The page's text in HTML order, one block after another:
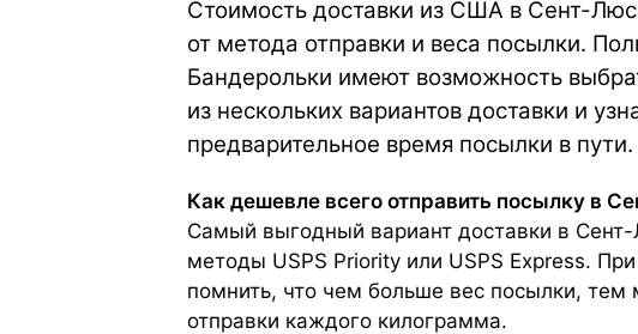
Стоимость доставки из США в Сент-
от метода отправки и веса посылки.
Бандерольки имеют возможность
из нескольких вариантов доставки и
предварительное время посылки в пути.
Как дешевле всего отправить посылку в
Самый выгодный вариант доставки в
методы USPS Priority или USPS Express.
помнить, что чем больше вес посылки, тем
отправки каждого килограмма.